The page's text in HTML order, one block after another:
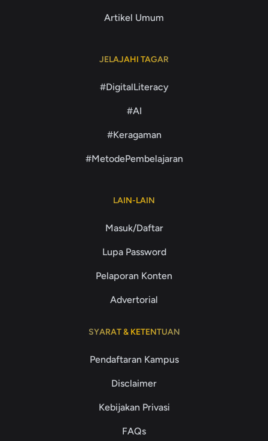
Artikel Umum
JELAJAHI TAGAR
#DigitalLiteracy
#AI
#Keragaman
#MetodePembelajaran
LAIN-LAIN
Masuk/Daftar
Lupa Password
Pelaporan Konten
Advertorial
SYARAT & KETENTUAN
Pendaftaran Kampus
Disclaimer
Kebijakan Privasi
FAQs